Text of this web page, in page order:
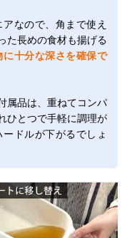
なので、角まで使え
た長めの食材も揚げる
十分な深さを確保で
属品は、重ねてコンパ
ひとつで手軽に調理が
ドルが下がるでしょ